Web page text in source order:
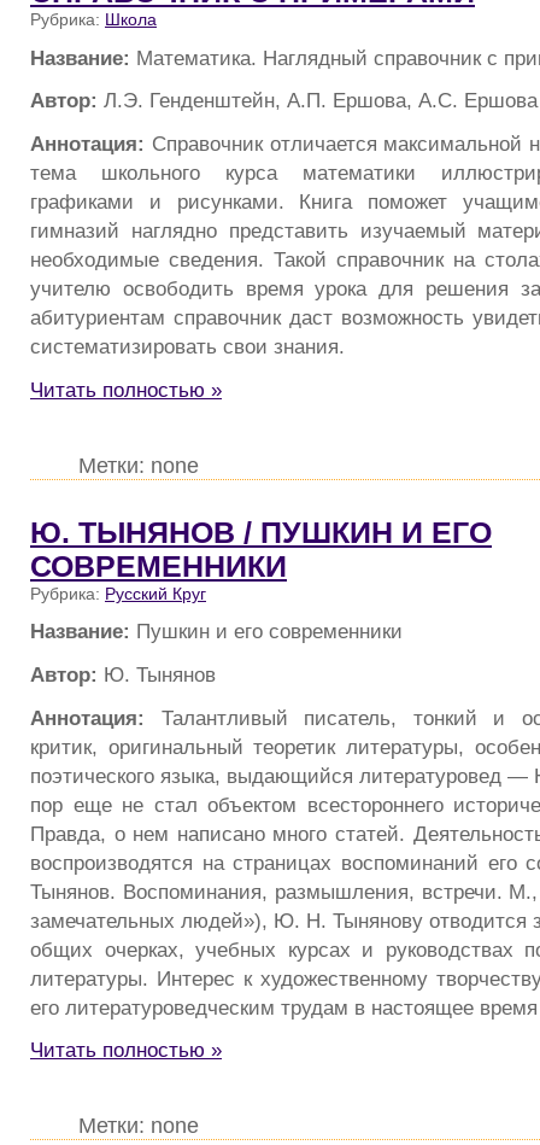
Рубрика: Школа
Название: Математика. Наглядный справочник с
Автор: Л.Э. Генденштейн, А.П. Ершова, А.С. Ершова
Аннотация: Справочник отличается максимальной
тема школьного курса математики
графиками и рисунками. Книга поможет
гимназий наглядно предста­вить изучаемый
необходимые сведения. Такой справочник на
учителю освободить время урока для решения
абитуриентам справочник даст возмож­ность
систематизировать свои знания.
Читать полностью »
Метки: none
Ю. ТЫНЯНОВ / ПУШКИН И ЕГО
СОВРЕМЕННИКИ
Рубрика: Русский Круг
Название: Пушкин и его современники
Автор: Ю. Тынянов
Аннотация: Талантливый писатель, тонкий и
критик, оригинальный теоретик литературы,
поэтического языка, выдающийся литературовед
пор еще не стал объектом всестороннего
Правда, о нем написано много статей.
воспроизводятся на страницах воспоминаний его
Тынянов. Воспоминания, размышления, встречи.
замечательных людей»), Ю. Н. Тынянову отводится
общих очерках, учебных курсах и руководствах
литературы. Интерес к художественному
его литературоведческим трудам в настоящее
Читать полностью »
Метки: none